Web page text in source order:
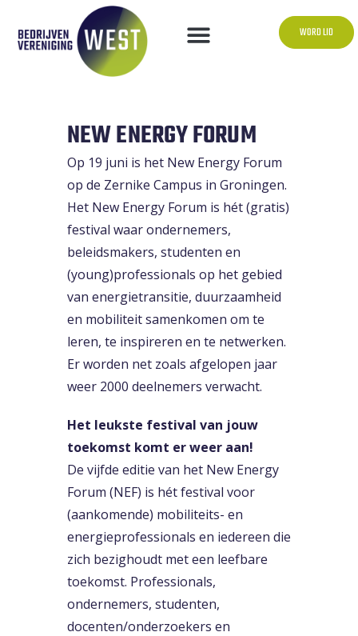
WORD LID
NEW ENERGY FORUM
Op 19 juni is het New Energy Forum
op de Zernike Campus in Groningen.
Het New Energy Forum is hét (gratis)
festival waar ondernemers,
beleidsmakers, studenten en
(young)professionals op het gebied
van energietransitie, duurzaamheid
en mobiliteit samenkomen om te
leren, te inspireren en te netwerken.
Er worden net zoals afgelopen jaar
weer 2000 deelnemers verwacht.
Het leukste festival van jouw
toekomst komt er weer aan!
De vijfde editie van het New Energy
Forum (NEF) is hét festival voor
(aankomende) mobiliteits- en
energieprofessionals en iedereen die
zich bezighoudt met een leefbare
toekomst. Professionals,
ondernemers, studenten,
docenten/onderzoekers en